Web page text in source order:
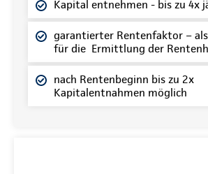
Kapital entnehmen - bis zu 4x
garantierter Rentenfaktor –
für die Ermittlung der
nach Rentenbeginn bis zu 2x
Kapitalentnahmen möglich